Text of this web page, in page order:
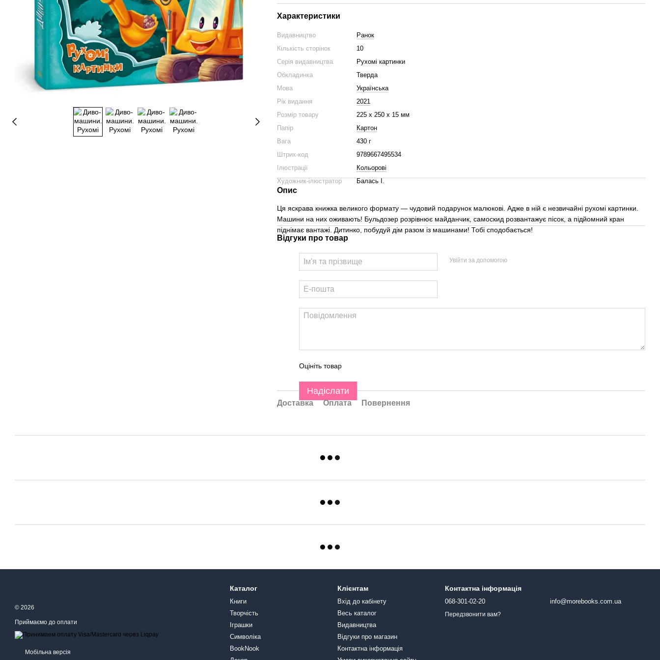
Характеристики
Видавництво
Ранок
Кількість сторінок
10
Серія видавництва
Рухомі картинки
Обкладинка
Тверда
Мова
Українська
Рік видання
2021
Розмір товару
225 х 250 х 15 мм
Папір
Картон
Вага
430 г
Штрих-код
9789667495534
Ілюстрації
Кольорові
Художник-ілюстратор
Балась І.
Опис
Ця яскрава книжка великого формату — чудовий подарунок малюкові. Адже в ній є незвичайні рухомі картинки.
Машини на них оживають! Бульдозер розрівнює майданчик, самоскид розвантажує пісок, а підйомний кран
піднімає вантажі. Дитинко, побудуй дім разом із машинами! Тобі сподобається!
Відгуки про товар
Увійти за допомогою
Оцініть товар
Надіслати
Доставка Оплата Повернення
© 2026
Приймаємо до оплати
Мобільна версія
Каталог
Книги
Творчість
Іграшки
Символіка
BookNook
Клієнтам
Вхід до кабінету
Весь каталог
Видавництва
Відгуки про магазин
Контактна інформація
Контактна інформація
068-301-02-20
Передзвонити вам?
info@morebooks.com.ua